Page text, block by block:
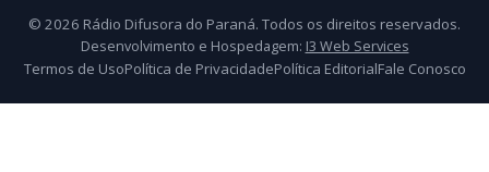
© 2026 Rádio Difusora do Paraná. Todos os direitos reservados.
Desenvolvimento e Hospedagem: I3 Web Services
Termos de UsoPolítica de PrivacidadePolítica EditorialFale Conosco